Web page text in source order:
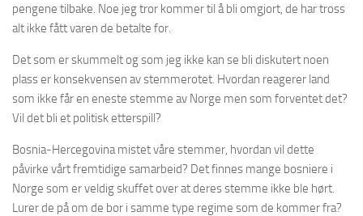
pengene tilbake. Noe jeg tror kommer til å bli omgjort, de har tross
alt ikke fått varen de betalte for.
Det som er skummelt og som jeg ikke kan se bli diskutert noen
plass er konsekvensen av stemmerotet. Hvordan reagerer land
som ikke får en eneste stemme av Norge men som forventet det?
Vil det bli et politisk etterspill?
Bosnia-Hercegovina mistet våre stemmer, hvordan vil dette
påvirke vårt fremtidige samarbeid? Det finnes mange bosniere i
Norge som er veldig skuffet over at deres stemme ikke ble hørt.
Lurer de på om de bor i samme type regime som de kommer fra?